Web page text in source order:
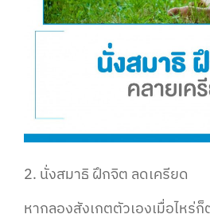
2. นั่งสมาธิ ฝึกจิต ลดเครียด
หากลองสังเกตตัวเองเมื่อไหร่